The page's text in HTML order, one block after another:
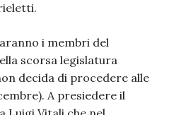
i membri del
scorsa legislatura
decida di procedere alle
A presiedere il